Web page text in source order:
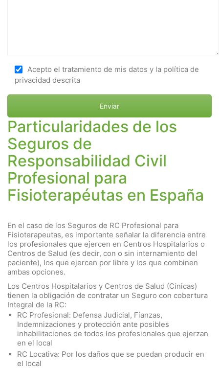
Acepto el tratamiento de mis datos y la política de
privacidad descrita
Particularidades de los
Seguros de
Responsabilidad Civil
Profesional para
Fisioterapéutas en España
En el caso de los Seguros de RC Profesional para
Fisioterapeutas, es importante señalar la diferencia entre
los profesionales que ejercen en Centros Hospitalarios o
Centros de Salud (es decir, con o sin internamiento del
paciente), los que ejercen por libre y los que combinen
ambas opciones.
Los Centros Hospitalarios y Centros de Salud (Cínicas)
tienen la obligación de contratar un Seguro con cobertura
Integral de la RC:
RC Profesional: Defensa Judicial, Fianzas,
Indemnizaciones y protección ante posibles
inhabilitaciones de todos los profesionales que ejerzan
en el local
RC Locativa: Por los daños que se puedan producir en
el local